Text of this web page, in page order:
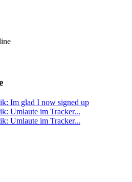
Im glad I now signed up
Umlaute im Tracker...
Umlaute im Tracker...